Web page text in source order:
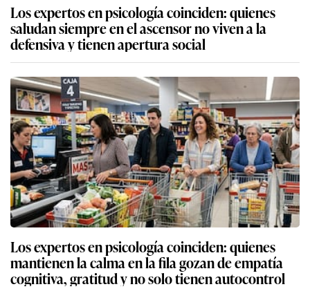
Los expertos en psicología coinciden: quienes
saludan siempre en el ascensor no viven a la
defensiva y tienen apertura social
Los expertos en psicología coinciden: quienes
mantienen la calma en la fila gozan de empatía
cognitiva, gratitud y no solo tienen autocontrol